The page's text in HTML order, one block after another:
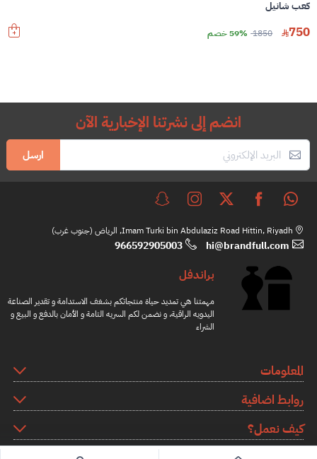
كعب شانيل
750
1850 59% خصم
انضم إلى نشرتنا الإخبارية الآن
ارسل
Imam Turki bin Abdulaziz Road Hittin, Riyadh, الرياض (جنوب غرب)
hi@brandfull.com
966592905003
براندفل
مهمتنا هي تمديد حياة منتجاتكم بشغف الاستدامة و تقدير الصناعة
اليدويه الراقية، و نضمن لكم السريه التامة و الأمان بالدفع و البيع و
الشراء
المعلومات
روابط اضافية
كيف نعمل؟